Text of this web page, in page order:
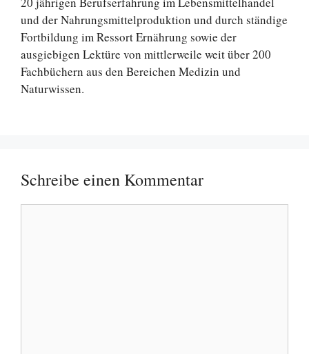
und der Nahrungsmittelproduktion und durch ständige
Fortbildung im Ressort Ernährung sowie der
ausgiebigen Lektüre von mittlerweile weit über 200
Fachbüchern aus den Bereichen Medizin und
Naturwissen.
Schreibe einen Kommentar